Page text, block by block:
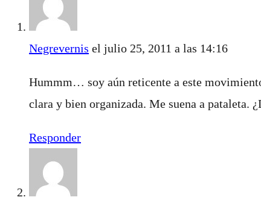
Negrevernis el julio 25, 2011 a las 14:16
Hummm… soy aún reticente a este
clara y bien organizada. Me suena a pataleta.
Responder